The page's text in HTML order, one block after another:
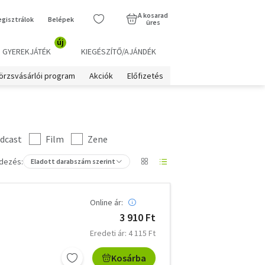
Belépek
A kosarad
üres
GYEREKJÁTÉK
új
KIEGÉSZÍTŐ/AJÁNDÉK
program Akciók Előfizetés
Film Zene
Eladott darabszám szerint
Online ár:
3 910 Ft
Eredeti ár: 4 115 Ft
Kosárba